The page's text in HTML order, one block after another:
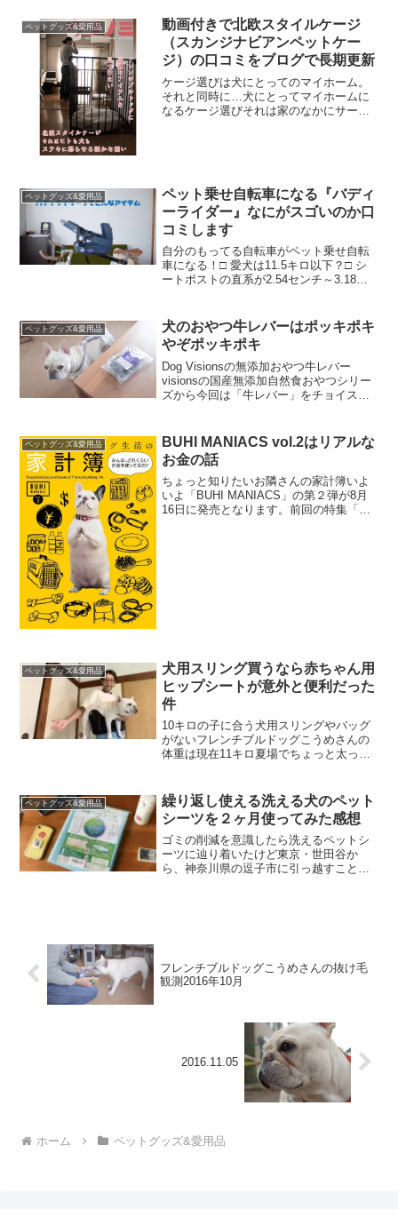
ペットグッズ&愛用品
動画付きで北欧スタイルケージ
（スカンジナビアンペットケー
ジ）の口コミをブログで長期更新
ケージ選びは犬にとってのマイホーム。
それと同時に…犬にとってマイホームに
なるケージ選びそれは家のなかにサーク
ペットグッズ&愛用品
ペット乗せ自転車になる『バディ
ーライダー』なにがスゴいのか口
コミします
自分のもってる自転車がペット乗せ自転
車になる！□ 愛犬は11.5キロ以下？□ シ
ートポストの直系が2.54センチ～3.18セ
からハンドルの付け根まで48.5セン...
ペットグッズ&愛用品
犬のおやつ牛レバーはポッキポキ
やぞポッキポキ
Dog Visionsの無添加おやつ牛レバー
visionsの国産無添加自然食おやつシリー
ズから今回は「牛レバー」をチョイス国
貧血改善や滋養強壮に 高温をかけず時
間...
ペットグッズ&愛用品
BUHI MANIACS vol.2はリアルな
お金の話
ちょっと知りたいお隣さんの家計簿いよ
いよ「BUHI MANIACS」の第２弾が8月
16日に発売となります。前回の特集「弱
ペットグッズ&愛用品
犬用スリング買うなら赤ちゃん用
ヒップシートが意外と便利だった
件
10キロの子に合う犬用スリングやバッグ
がないフレンチブルドッグこうめさんの
体重は現在11キロ夏場でちょっと太っち
に負担をかけまいと、抱っこをする機会
が多く、お散歩に出...
ペットグッズ&愛用品
繰り返し使える洗える犬のペット
シーツを２ヶ月使ってみた感想
ゴミの削減を意識したら洗えるペットシ
ーツに辿り着いたけど東京・世田谷か
ら、神奈川県の逗子市に引っ越すことに
フレンチブルドッグこうめさんの抜け毛
観測2016年10月
2016.11.05
ホーム ペットグッズ&愛用品